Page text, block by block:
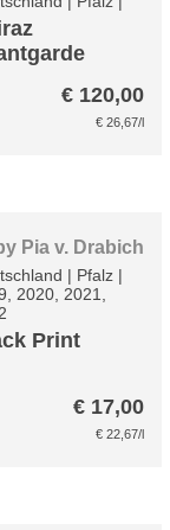
€ 120,00
€ 26,67/l
Pia v. Drabich
| Pfalz|
2020, 2021,
Print
€ 17,00
€ 22,67/l